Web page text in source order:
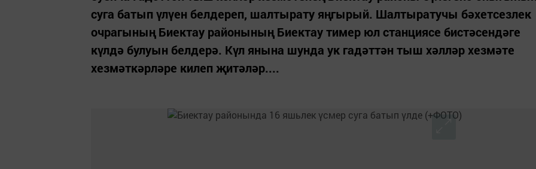
суга батып үлүен белдереп, шалтырату яңгырый. Шалтыратучы бәхетсезлек
очрагының Биектау районының Биектау тимер юл станциясе бистәсендәге
күлдә булуын белдерә. Күл янына шунда ук гадәттән тыш хәлләр хезмәте
хезмәткәрләре килеп җитәләр....